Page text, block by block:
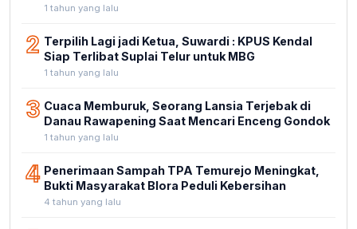
1 tahun yang lalu
2 Terpilih Lagi jadi Ketua, Suwardi : KPUS Kendal
Siap Terlibat Suplai Telur untuk MBG
1 tahun yang lalu
3 Cuaca Memburuk, Seorang Lansia Terjebak di
Danau Rawapening Saat Mencari Enceng Gondok
1 tahun yang lalu
4 Penerimaan Sampah TPA Temurejo Meningkat,
Bukti Masyarakat Blora Peduli Kebersihan
4 tahun yang lalu